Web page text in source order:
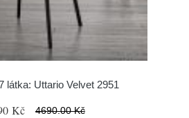
látka: Uttario Velvet 2951
Kč 4690.00 Kč